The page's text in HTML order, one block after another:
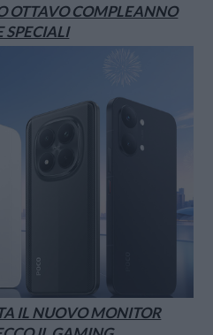
OTTAVO COMPLEANNO
SPECIALI
IL NUOVO MONITOR